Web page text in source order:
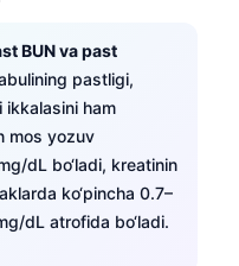
BUN va past
pastligi,
ham
mos yozuv
dL bo‘ladi, kreatinin
ko‘pincha 0.7–
dL atrofida bo‘ladi.